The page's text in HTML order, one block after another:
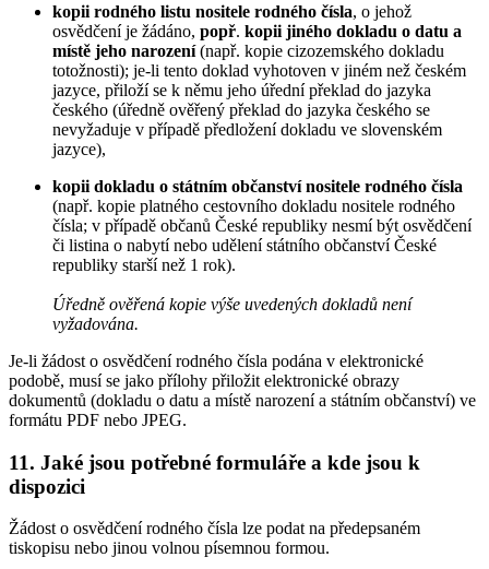
kopii rodného listu nositele rodného čísla, o jehož
osvědčení je žádáno, popř. kopii jiného dokladu o datu a
místě jeho narození(např. kopie cizozemského dokladu
totožnosti); je-li tento doklad vyhotoven v jiném než českém
jazyce, přiloží se k němu jeho úřední překlad do jazyka
českého (úředně ověřený překlad do jazyka českého se
nevyžaduje v případě předložení dokladu ve slovenském
jazyce),
kopii dokladu o státním občanství nositele rodného čísla
(např. kopie platného cestovního dokladu nositele rodného
čísla; v případě občanů České republiky nesmí být osvědčení
či listina o nabytí nebo udělení státního občanství České
republiky starší než 1 rok).
Úředně ověřená kopie výše uvedených dokladů není
vyžadována.
Je-li žádost o osvědčení rodného čísla podána v elektronické
podobě, musí se jako přílohy přiložit elektronické obrazy
dokumentů (dokladu o datu a místě narození a státním občanství) ve
formátu PDF nebo JPEG.
11. Jaké jsou potřebné formuláře a kde jsou k
dispozici
Žádost o osvědčení rodného čísla lze podat na předepsaném
tiskopisu nebo jinou volnou písemnou formou.